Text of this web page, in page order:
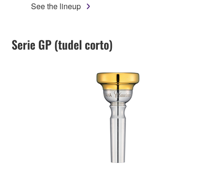
See the lineup
Serie GP (tudel corto)